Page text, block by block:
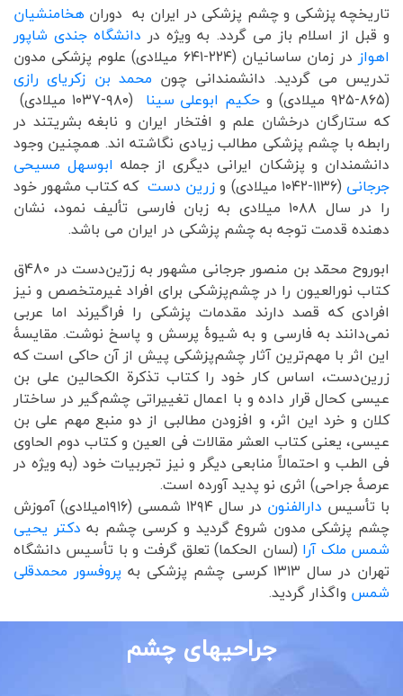
تاریخچه پزشکی و چشم پزشکی در ایران به دوران هخامنشیان
و قبل از اسلام باز می گردد. به ویژه در دانشگاه جندی شاپور
اهواز
در زمان ساسانیان (۲۲۴-۶۴۱ میلادی) علوم پزشکی مدون
تدریس می گردید. دانشمندانی چون محمد بن زکریای رازی
(۸۶۵-۹۲۵ میلادی) و
حکیم ابوعلی سینا
(۹۸۰-۱۰۳۷ میلادی)
که ستارگان درخشان علم و افتخار ایران و نابغه بشریتند در
رابطه با چشم پزشکی مطالب زیادی نگاشته اند. همچنین وجود
دانشمندان و پزشکان ایرانی دیگری از جمله ابوسهل مسیحی
جرجانی (۱۱۳۶-۱۰۴۲ میلادی) و زرین دست که کتاب مشهور خود
را در سال ۱۰۸۸ میلادی به زبان فارسی تألیف نمود، نشان
دهنده قدمت توجه به چشم پزشکی در ایران می باشد.
ابوروح محمّد بن منصور جرجانی مشهور به زرّین‌دست در 480ق
کتاب نورالعیون را در چشم‌پزشکی برای افراد غیرمتخصص و نیز
افرادی که قصد دارند مقدمات پزشکی را فراگیرند اما عربی
نمی‌دانند به فارسی و به شیوۀ پرسش و پاسخ نوشت. مقایسۀ
این اثر با مهم‌ترین آثار چشم‌پزشکی پیش از آن حاکی است که
زرین‌دست، اساس کار خود را کتاب تذکرة الکحالین علی بن
عیسی کحال قرار داده و با اعمال تغییراتی چشم‌گیر در ساختار
کلان و خرد این اثر، و افزودن مطالبی از دو منبع مهم علی بن
عیسی، یعنی کتاب العشر مقالات فی العین و کتاب دوم الحاوی
فی الطب و احتمالاً منابعی دیگر و نیز تجربیات خود (به ویژه در
عرصۀ جراحی) اثری نو پدید آورده است.
با تأسیس دارالفنون
در سال ۱۲۹۴ شمسی (۱۹۱۶میلادی) آموزش
چشم پزشکی مدون شروع گردید و کرسی چشم به دکتر یحیی
شمس ملک آرا (لسان الحکما) تعلق گرفت و با تأسیس دانشگاه
تهران در سال ۱۳۱۳ کرسی چشم پزشکی به
پروفسور محمدقلی
شمس واگذار گردید.
جراحیهای چشم